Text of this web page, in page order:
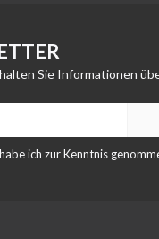
Sie Informationen
habe ich zur Kenntnis